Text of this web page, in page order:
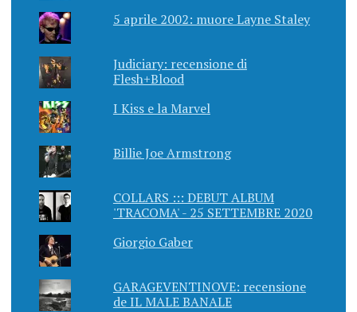
5 aprile 2002: muore Layne Staley
Judiciary: recensione di
Flesh+Blood
I Kiss e la Marvel
Billie Joe Armstrong
COLLARS ::: DEBUT ALBUM
'TRACOMA' - 25 SETTEMBRE 2020
Giorgio Gaber
GARAGEVENTINOVE: recensione
de IL MALE BANALE